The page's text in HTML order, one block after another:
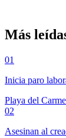
Más
01
Inicia paro
Playa del
02
Asesinan al